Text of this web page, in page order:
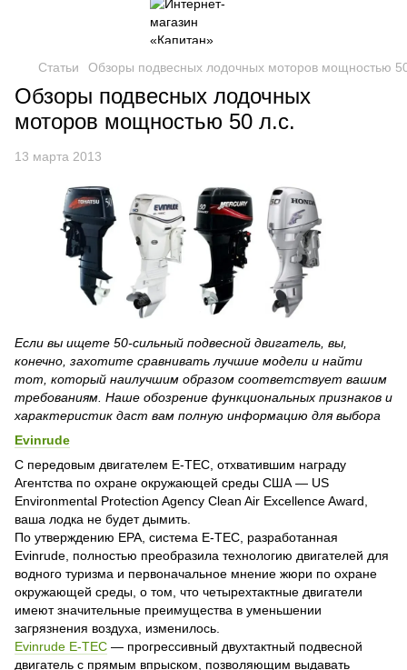
Статьи Обзоры подвесных лодочных моторов мощностью
Обзоры подвесных лодочных
моторов мощностью 50 л.с.
13 марта 2013
Если вы ищете 50-сильный подвесной двигатель, вы,
конечно, захотите сравнивать лучшие модели и найти
тот, который наилучшим образом соответствует вашим
требованиям. Наше обозрение функциональных признаков и
характеристик даст вам полную информацию для выбора
Evinrude
С передовым двигателем E-TEC, отхватившим награду
Агентства по охране окружающей среды США — US
Environmental Protection Agency Clean Air Excellence Award,
ваша лодка не будет дымить.
По утверждению EPA, система E-TEC, разработанная
Evinrude, полностью преобразила технологию двигателей для
водного туризма и первоначальное мнение жюри по охране
окружающей среды, о том, что четырехтактные двигатели
имеют значительные преимущества в уменьшении
загрязнения воздуха, изменилось.
Evinrude E-TEC — прогрессивный двухтактный подвесной
двигатель с прямым впрыском, позволяющим выдавать